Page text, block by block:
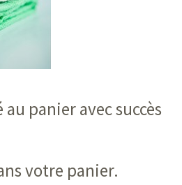
panier avec succès
votre panier.